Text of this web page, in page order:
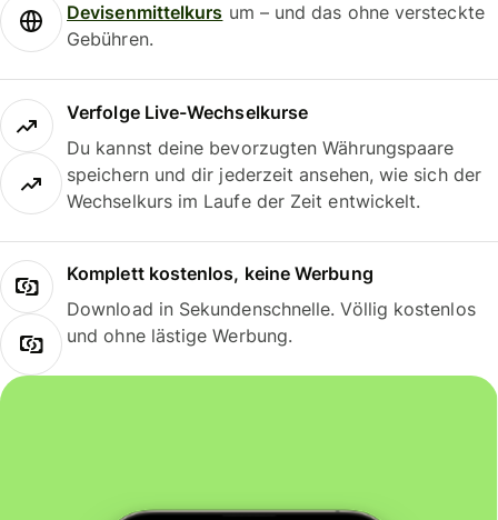
Devisenmittelkurs um – und das ohne versteckte
Gebühren.
Verfolge Live-Wechselkurse
Du kannst deine bevorzugten Währungspaare
speichern und dir jederzeit ansehen, wie sich der
Wechselkurs im Laufe der Zeit entwickelt.
Komplett kostenlos, keine Werbung
Download in Sekundenschnelle. Völlig kostenlos
und ohne lästige Werbung.